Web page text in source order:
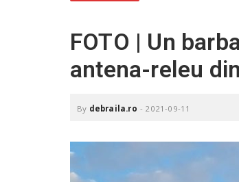
r
a
FOTO | Un
antena-releu
By debraila.ro - 2021-09-11